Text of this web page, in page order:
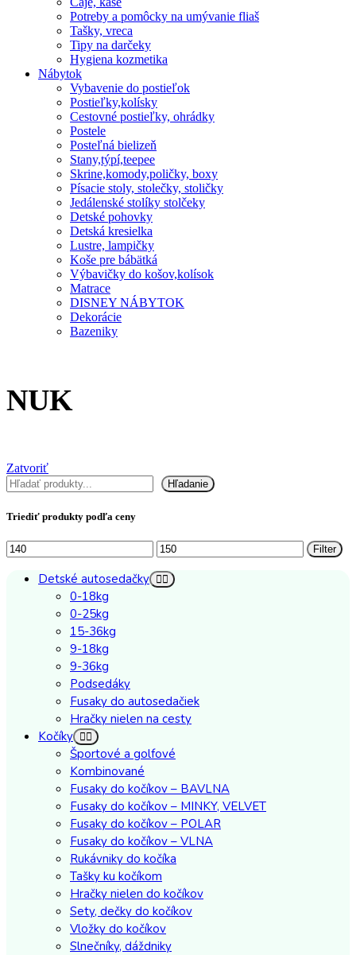
Potreby a pomôcky na umývanie fliaš
Tašky, vreca
Tipy na darčeky
Hygiena kozmetika
Nábytok
Vybavenie do postieľok
Postieľky,kolísky
Cestovné postieľky, ohrádky
Postele
Posteľná bielizeň
Stany,týpí,teepee
Skrine,komody,poličky, boxy
Písacie stoly, stolečky, stoličky
Jedálenské stolíky stolčeky
Detské pohovky
Detská kresielka
Lustre, lampičky
Koše pre bábätká
Výbavičky do košov,kolísok
Matrace
DISNEY NÁBYTOK
Dekorácie
Bazeniky
NUK
Zatvoriť
Hľadať
Hľadanie
Triediť produkty podľa ceny
Minimálna
cena
Maximálna
cena
Filter
Detské autosedačky
0-18kg
0-25kg
15-36kg
9-18kg
9-36kg
Podsedáky
Fusaky do autosedačiek
Hračky nielen na cesty
Kočíky
Športové a golfové
Kombinované
Fusaky do kočíkov – BAVLNA
Fusaky do kočíkov – MINKY, VELVET
Fusaky do kočíkov – POLAR
Fusaky do kočíkov – VLNA
Rukávniky do kočíka
Tašky ku kočíkom
Hračky nielen do kočíkov
Sety, dečky do kočíkov
Vložky do kočíkov
Slnečníky, dáždniky